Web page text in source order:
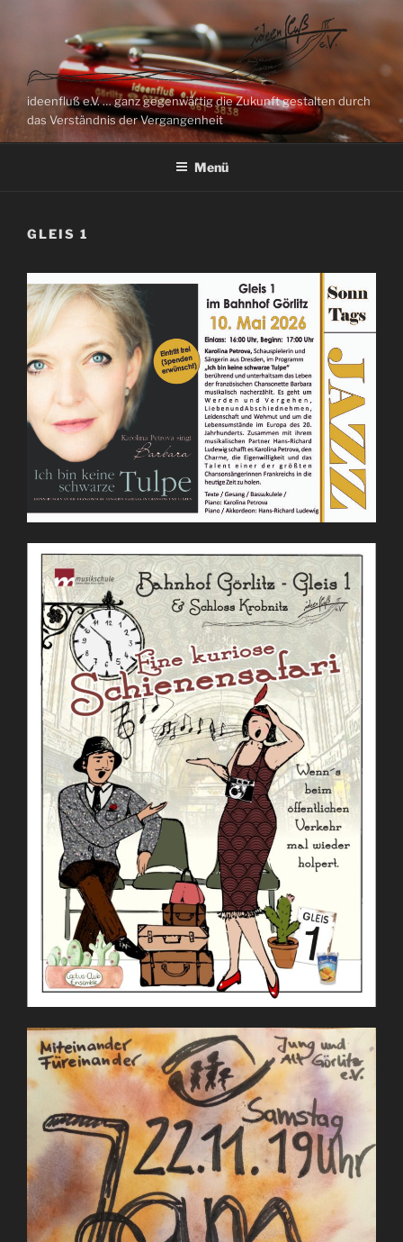
ideenfluß e.V. … ganz gegenwärtig die Zukunft gestalten durch
das Verständnis der Vergangenheit
Menü
GLEIS 1